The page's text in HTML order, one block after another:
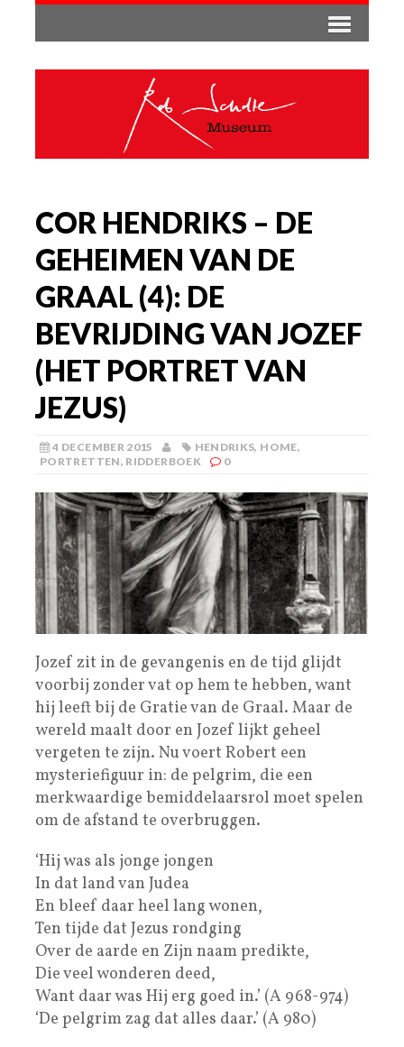
COR HENDRIKS – DE
GEHEIMEN VAN DE
GRAAL (4): DE
BEVRIJDING VAN JOZEF
(HET PORTRET VAN
JEZUS)
4 DECEMBER 2015 HENDRIKS, HOME,
PORTRETTEN, RIDDERBOEK 0
Jozef zit in de gevangenis en de tijd glijdt
voorbij zonder vat op hem te hebben, want
hij leeft bij de Gratie van de Graal. Maar de
wereld maalt door en Jozef lijkt geheel
vergeten te zijn. Nu voert Robert een
mysteriefiguur in: de pelgrim, die een
merkwaardige bemiddelaarsrol moet spelen
om de afstand te overbruggen.
‘Hij was als jonge jongen
In dat land van Judea
En bleef daar heel lang wonen,
Ten tijde dat Jezus rondging
Over de aarde en Zijn naam predikte,
Die veel wonderen deed,
Want daar was Hij erg goed in.’ (A 968-974)
‘De pelgrim zag dat alles daar.’ (A 980)